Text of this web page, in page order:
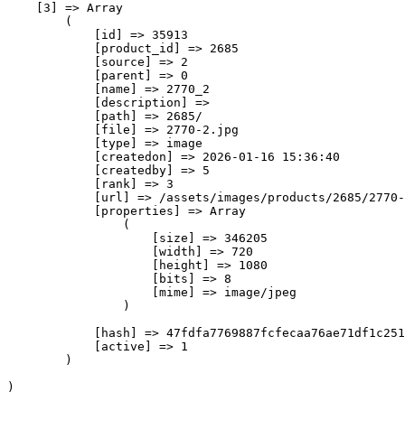
    [3] => Array
        (
            [id] => 35913
            [product_id] => 2685
            [source] => 2
            [parent] => 0
            [name] => 2770_2
            [description] =>
            [path] => 2685/
            [file] => 2770-2.jpg
            [type] => image
            [createdon] => 2026-01-16 15:36:40
            [createdby] => 5
            [rank] => 3
[url] => /assets/images/products/2685/
            [properties] => Array
                (
                    [size] => 346205
                    [width] => 720
                    [height] => 1080
                    [bits] => 8
                    [mime] => image/jpeg
                )
[hash] =>
            [active] => 1
        )